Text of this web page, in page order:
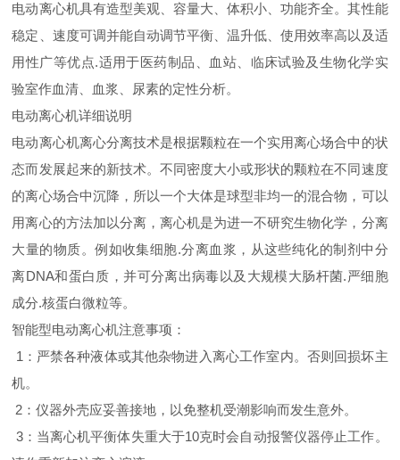
电动离心机具有造型美观、容量大、体积小、功能齐全。其性能
稳定、速度可调并能自动调节平衡、温升低、使用效率高以及适
用性广等优点.适用于医药制品、血站、临床试验及生物化学实
验室作血清、血浆、尿素的定性分析。
电动离心机详细说明
电动离心机离心分离技术是根据颗粒在一个实用离心场合中的状
态而发展起来的新技术。不同密度大小或形状的颗粒在不同速度
的离心场合中沉降，所以一个大体是球型非均一的混合物，可以
用离心的方法加以分离，离心机是为进一不研究生物化学，分离
大量的物质。例如收集细胞.分离血浆，从这些纯化的制剂中分
离DNA和蛋白质，并可分离出病毒以及大规模大肠杆菌.严细胞
成分.核蛋白微粒等。
智能型电动离心机注意事项：
1：严禁各种液体或其他杂物进入离心工作室内。否则回损坏主
机。
2：仪器外壳应妥善接地，以免整机受潮影响而发生意外。
3：当离心机平衡体失重大于10克时会自动报警仪器停止工作。